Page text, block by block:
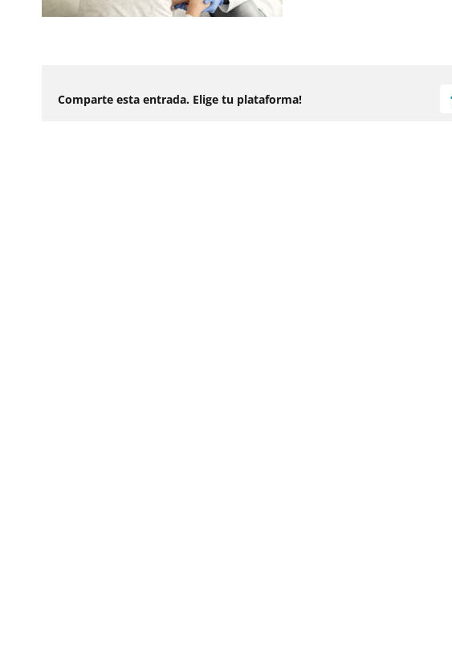
Comparte esta entrada. Elige tu plataforma!